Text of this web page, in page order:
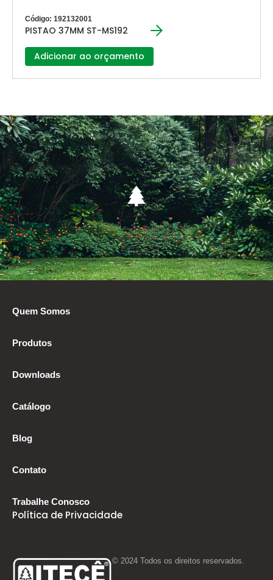
Código: 192132001
PISTAO 37MM ST-MS192
Adicionar ao orçamento
Quem Somos
Produtos
Downloads
Catálogo
Blog
Contato
Trabalhe Conosco
Política de Privacidade
© 2024 Todos os direitos reservados.